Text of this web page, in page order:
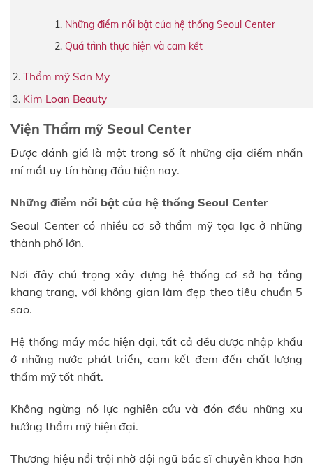
Những điểm nổi bật của hệ thống Seoul Center
Quá trình thực hiện và cam kết
Thẩm mỹ Sơn My
Kim Loan Beauty
Viện Thẩm mỹ Seoul Center
Được đánh giá là một trong số ít những địa điểm nhấn
mí mắt uy tín hàng đầu hiện nay.
Những điểm nổi bật của hệ thống Seoul Center
Seoul Center có nhiều cơ sở thẩm mỹ tọa lạc ở những
thành phố lớn.
Nơi đây chú trọng xây dựng hệ thống cơ sở hạ tầng
khang trang, với không gian làm đẹp theo tiêu chuẩn 5
sao.
Hệ thống máy móc hiện đại, tất cả đều được nhập khẩu
ở những nước phát triển, cam kết đem đến chất lượng
thẩm mỹ tốt nhất.
Không ngừng nỗ lực nghiên cứu và đón đầu những xu
hướng thẩm mỹ hiện đại.
Thương hiệu nổi trội nhờ đội ngũ bác sĩ chuyên khoa hơn